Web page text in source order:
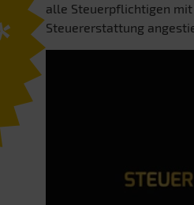
alle Steuerpflichtigen
Steuererstattung